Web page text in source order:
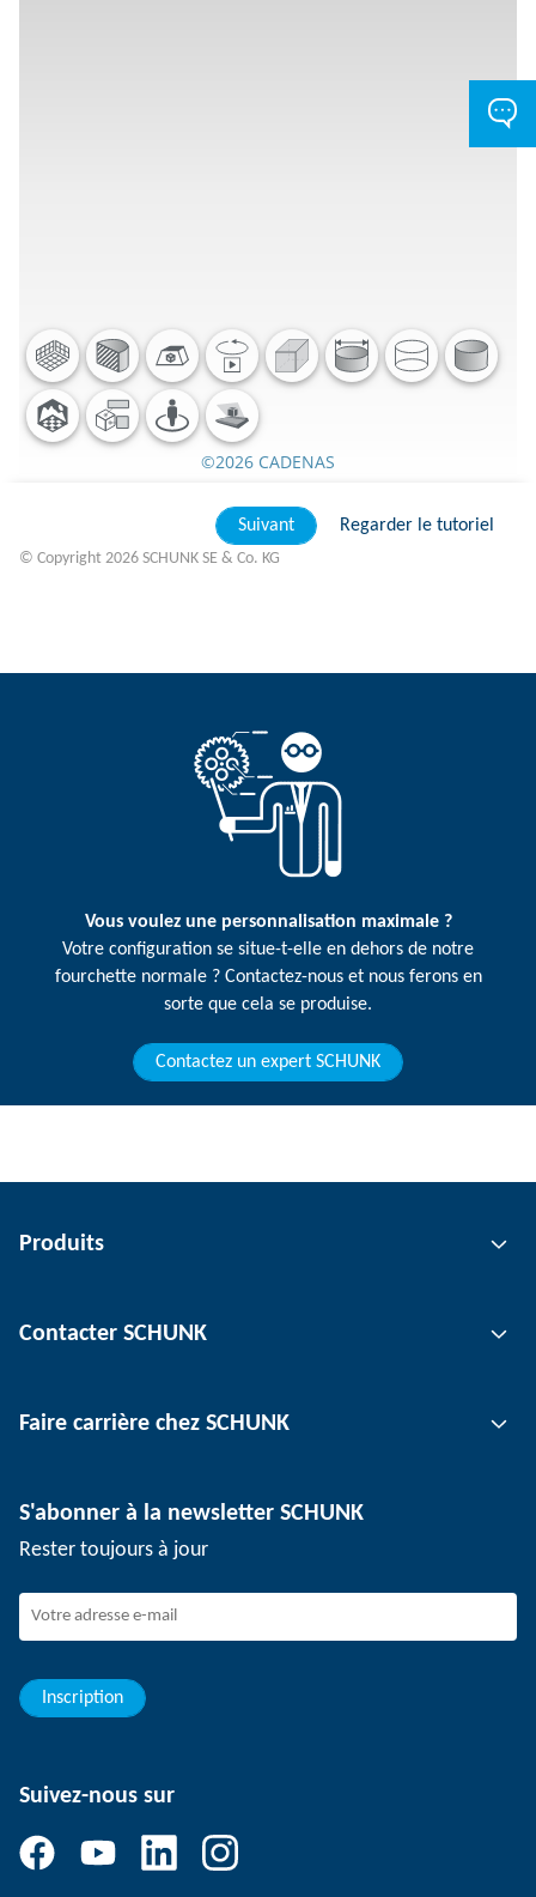
©2026 CADENAS
© Copyright 2026 SCHUNK SE & Co. KG
Suivant Regarder le tutoriel
Vous voulez une personnalisation maximale ?
Votre configuration se situe-t-elle en dehors de notre
fourchette normale ? Contactez-nous et nous ferons en
sorte que cela se produise.
Contactez un expert SCHUNK
Produits
Technologie d'automatisation
Technologie de serrage de pièce
Contacter SCHUNK
Sites
Événements
Dispositif de signalement SCHUNK
Faire carrière chez SCHUNK
Travailler chez SCHUNK
Jeunes professionnels
Elèves
S'abonner à la newsletter SCHUNK
Rester toujours à jour
Inscription
Suivez-nous sur